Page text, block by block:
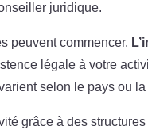
juridique.
peuvent commencer.
légale à votre
selon le pays ou la
grâce à des